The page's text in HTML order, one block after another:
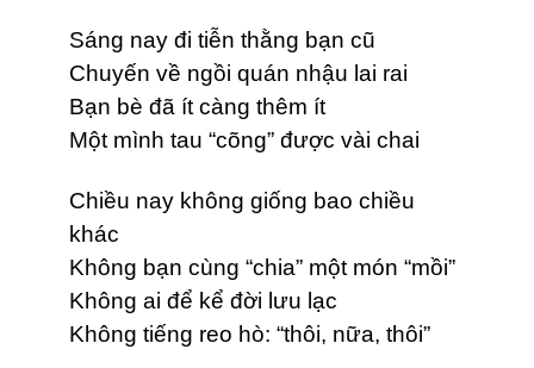
Sáng nay đi tiễn thằng bạn cũ
Chuyến về ngồi quán nhậu lai rai
Bạn bè đã ít càng thêm ít
Một mình tau “cõng” được vài chai
Chiều nay không giống bao chiều
khác
Không bạn cùng “chia” một món “mồi”
Không ai để kể đời lưu lạc
Không tiếng reo hò: “thôi, nữa, thôi”